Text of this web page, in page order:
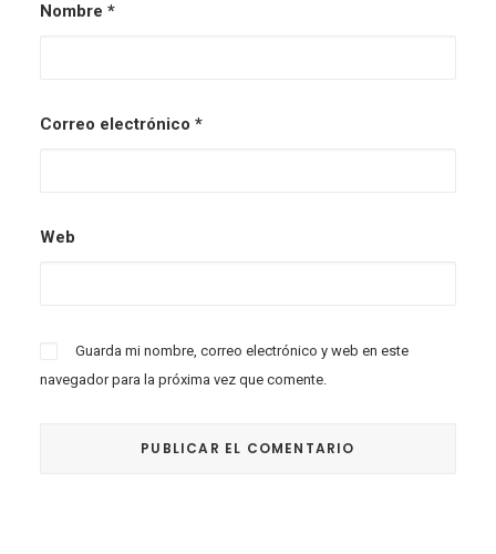
Nombre *
Correo electrónico *
Web
Guarda mi nombre, correo electrónico y web en este
navegador para la próxima vez que comente.